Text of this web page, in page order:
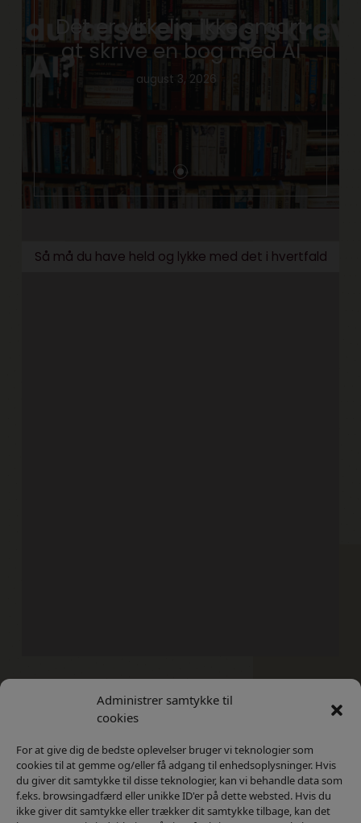
Administrer samtykke til
cookies
For at give dig de bedste oplevelser bruger vi teknologier som
cookies til at gemme og/eller få adgang til enhedsoplysninger. Hvis
du giver dit samtykke til disse teknologier, kan vi behandle data som
f.eks. browsingadfærd eller unikke ID'er på dette websted. Hvis du
ikke giver dit samtykke eller trækker dit samtykke tilbage, kan det
Det er virkelig ikke smart
at skrive en bog med AI
august 3, 2026
Så må du have held og lykke med det i hvertfald
Kontakt